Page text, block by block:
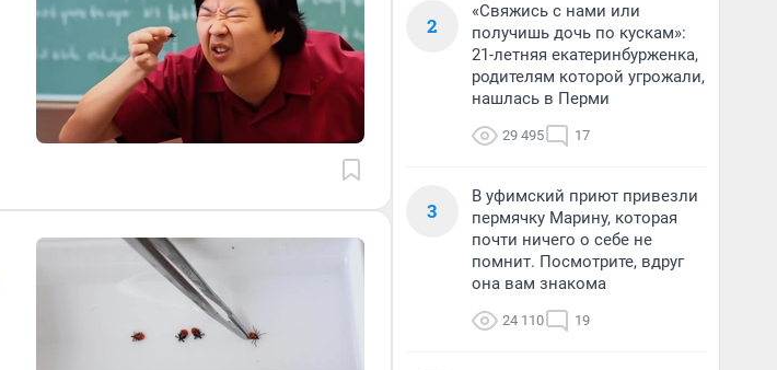
2
«Свяжись с нами или
получишь дочь по кускам»:
21-летняя екатеринбурженка,
родителям которой угрожали,
нашлась в Перми
29 495 17
3
В уфимский приют привезли
пермячку Марину, которая
почти ничего о себе не
помнит. Посмотрите, вдруг
она вам знакома
24 110 19